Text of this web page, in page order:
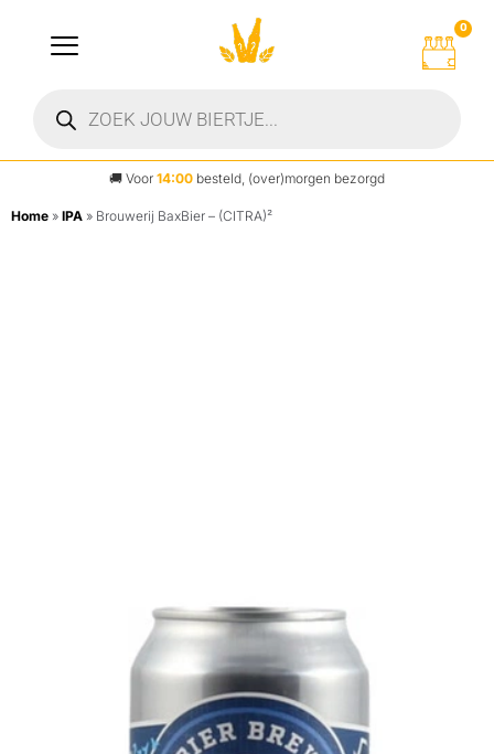
0
🚚 Voor 14:00 besteld, (over)morgen bezorgd
Home » IPA » Brouwerij BaxBier – (CITRA)²